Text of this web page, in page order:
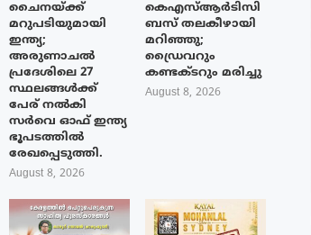
ചൈനയ്ക്ക്
മറുപടിയുമായി
ഇന്ത്യ;
അരുണാചൽ
പ്രദേശിലെ 27
സ്ഥലങ്ങൾക്ക്
പേര് നൽകി
സർവെ ഓഫ് ഇന്ത്യ
ഭൂപടത്തിൽ
രേഖപ്പെടുത്തി.
August 8, 2026
കെഎസ്ആർടിസി
ബസ് തലകീഴായി
മറിഞ്ഞു;
ഡ്രൈവറും
കണ്ടക്ടറും മരിച്ചു
August 8, 2026